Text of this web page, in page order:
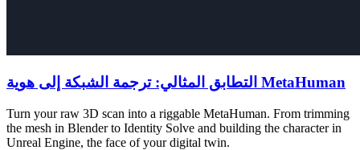
التطابق المثالي: ترجمة الشبكة إلى هوية MetaHuman
Turn your raw 3D scan into a riggable MetaHuman. From trimming
the mesh in Blender to Identity Solve and building the character in
Unreal Engine, the face of your digital twin.